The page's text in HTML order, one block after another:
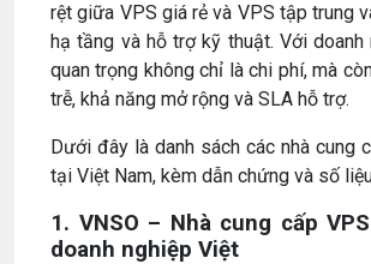
rệt giữa VPS giá rẻ và VPS tập trung
hạ tầng và hỗ trợ kỹ thuật. Với doanh
quan trọng không chỉ là chi phí, mà
trễ, khả năng mở rộng và SLA hỗ trợ.
Dưới đây là danh sách các nhà cung
tại Việt Nam, kèm dẫn chứng và số
1. VNSO – Nhà cung cấp
doanh nghiệp Việt